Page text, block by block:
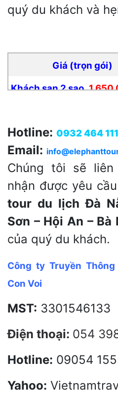
quý du khách và
Giá (trọn gói)
Khách sạn 2 sao
Hotline: 0932 464
Email:
Chúng tôi sẽ
nhận được yêu
tour du lịch Đà
Sơn – Hội An – Bà
của quý du khách.
Công ty Truyền
Con Voi
MST: 3301546133
Điện thoại: 054
Hotline: 09054
Yahoo: